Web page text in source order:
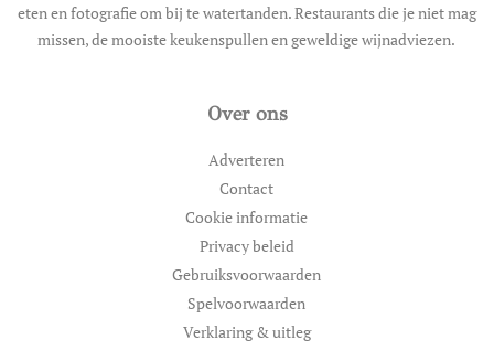
eten en fotografie om bij te watertanden. Restaurants die je niet mag
missen, de mooiste keukenspullen en geweldige wijnadviezen.
Over ons
Adverteren
Contact
Cookie informatie
Privacy beleid
Gebruiksvoorwaarden
Spelvoorwaarden
Verklaring & uitleg